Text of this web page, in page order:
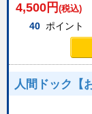
4,500 円 (税込)
40 ポイント
人間ドック【